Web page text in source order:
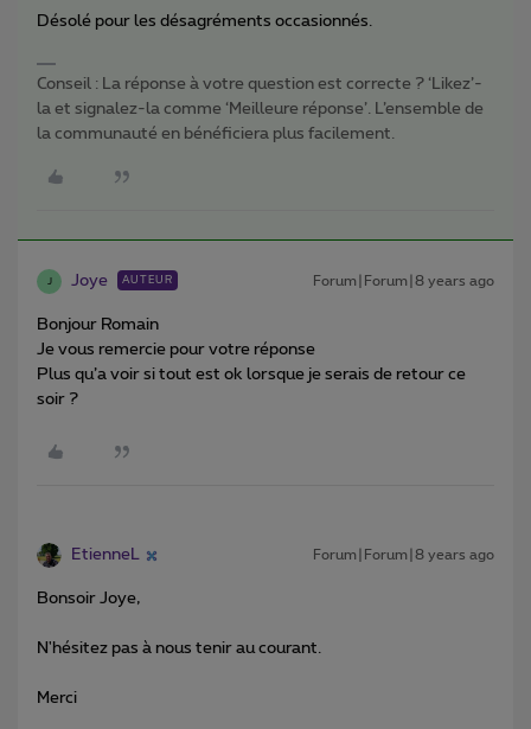
Désolé pour les désagréments occasionnés.
Conseil : La réponse à votre question est correcte ? ‘Likez’-
la et signalez-la comme ‘Meilleure réponse’. L’ensemble de
la communauté en bénéficiera plus facilement.
Joye AUTEUR Forum|Forum|8 years ago
Bonjour Romain
Je vous remercie pour votre réponse
Plus qu’a voir si tout est ok lorsque je serais de retour ce
soir ?
EtienneL Forum|Forum|8 years ago
Bonsoir Joye,
N'hésitez pas à nous tenir au courant.
Merci